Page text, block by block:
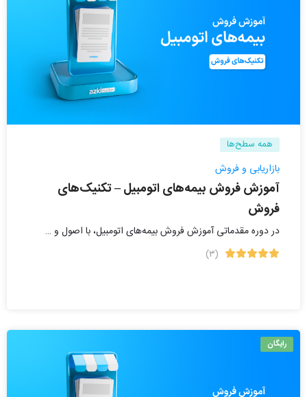
همه سطح‌ها
بازاریابی و فروش
آموزش فروش بیمه‌های اتومبیل – تکنیک‌های
فروش
در دوره مقدماتی آموزش فروش بیمه‌های اتومبیل، با اصول و …
(۳)
رایگان